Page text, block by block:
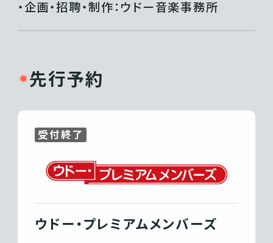
・企画・招聘・制作：ウドー音楽事務所
先行予約
受付終了
ウドー・プレミアムメンバーズ